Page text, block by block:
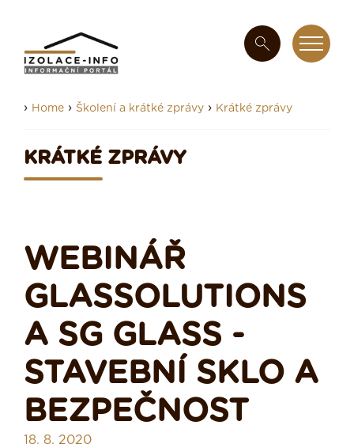
› Home › Školení a krátké zprávy › Krátké zprávy
KRÁTKÉ ZPRÁVY
WEBINÁŘ
GLASSOLUTIONS
A SG GLASS -
STAVEBNÍ SKLO A
BEZPEČNOST
18. 8. 2020